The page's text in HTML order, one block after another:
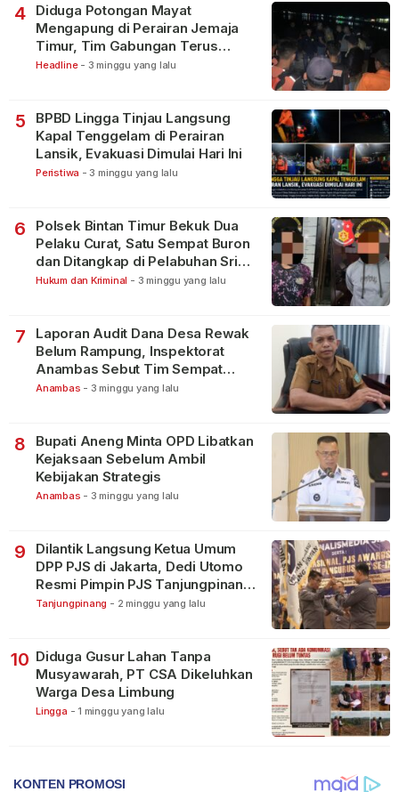
4
Diduga Potongan Mayat
Mengapung di Perairan Jemaja
Timur, Tim Gabungan Terus
Lakukan Pencarian
Headline - 3 minggu yang lalu
5
BPBD Lingga Tinjau Langsung
Kapal Tenggelam di Perairan
Lansik, Evakuasi Dimulai Hari Ini
Peristiwa - 3 minggu yang lalu
6
Polsek Bintan Timur Bekuk Dua
Pelaku Curat, Satu Sempat Buron
dan Ditangkap di Pelabuhan Sri
Bintan Pura
Hukum dan Kriminal - 3 minggu yang lalu
7
Laporan Audit Dana Desa Rewak
Belum Rampung, Inspektorat
Anambas Sebut Tim Sempat
Terbagi Tangani Kasus Lain
Anambas - 3 minggu yang lalu
8
Bupati Aneng Minta OPD Libatkan
Kejaksaan Sebelum Ambil
Kebijakan Strategis
Anambas - 3 minggu yang lalu
9
Dilantik Langsung Ketua Umum
DPP PJS di Jakarta, Dedi Utomo
Resmi Pimpin PJS Tanjungpinang-
Bintan
Tanjungpinang - 2 minggu yang lalu
10 Diduga Gusur Lahan Tanpa
Musyawarah, PT CSA Dikeluhkan
Warga Desa Limbung
Lingga - 1 minggu yang lalu